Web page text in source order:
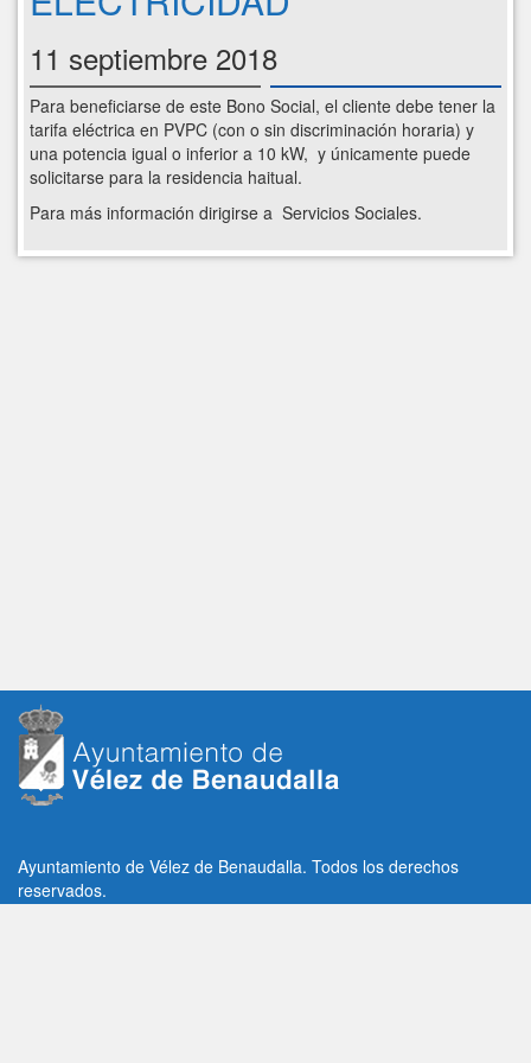
11 septiembre 2018
Para beneficiarse de este Bono Social, el cliente debe tener la
tarifa eléctrica en PVPC (con o sin discriminación horaria) y
una potencia igual o inferior a 10 kW, y únicamente puede
solicitarse para la residencia haitual.
Para más información dirigirse a Servicios Sociales.
Ayuntamiento de Vélez de Benaudalla. Todos los derechos
reservados.